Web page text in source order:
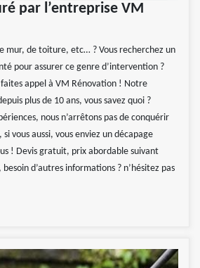
par l’entreprise VM
mur, de toiture, etc… ? Vous recherchez un
pour assurer ce genre d’intervention ?
appel à VM Rénovation ! Notre
plus de 10 ans, vous savez quoi ?
nous n’arrêtons pas de conquérir
vous aussi, vous enviez un décapage
! Devis gratuit, prix abordable suivant
d’autres informations ? n’hésitez pas